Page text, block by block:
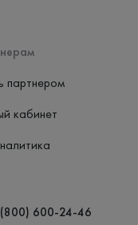
партнером
кабинет
600-24-46